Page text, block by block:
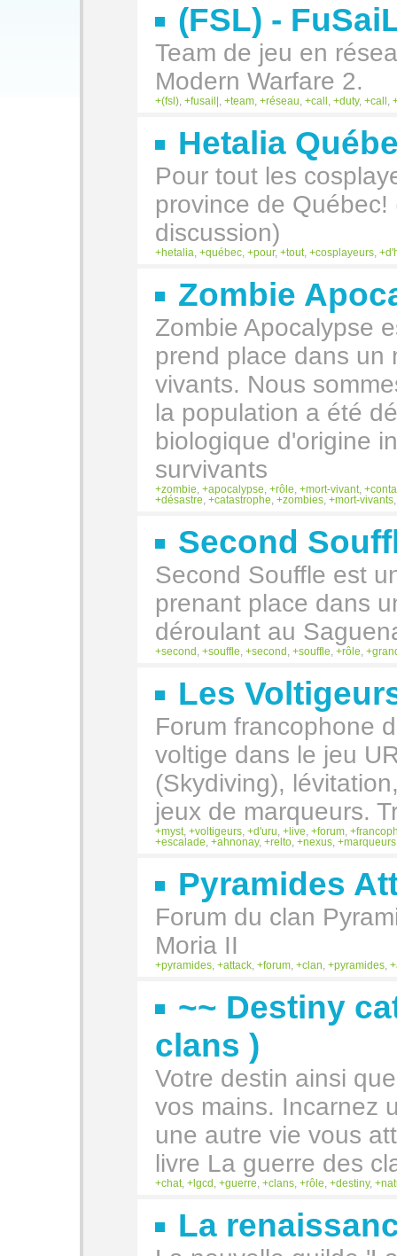
(FSL) -
Team de jeu en
Modern Warfare 2.
(fsl) fusail| team réseau call duty, call
Hetalia
Pour tout les
province de
discussion)
hetalia québec pour, tout cosplayeurs
Zombie
Zombie Apocalypse
prend place dans un
vivants. Nous
la population a été
biologique d'origine
survivants
zombie apocalypse rôle mort-vivant
désastre
catastrophe zombies mort-vivants
Second
Second Souffle est
prenant place dans
déroulant au
second souffle second souffle rôle
Les
Forum francophone
voltige dans le jeu
(Skydiving),
jeux de marqueurs.
myst voltigeurs d'uru live forum
escalade
ahnonay, relto nexus marqueurs
Pyramides
Forum du clan
Moria II
pyramides attack forum clan pyramides
~~ Destiny
clans )
Votre destin ainsi
vos mains. Incarnez
une autre vie vous
livre La guerre des
chat lgcd guerre clans rôle destiny,
La